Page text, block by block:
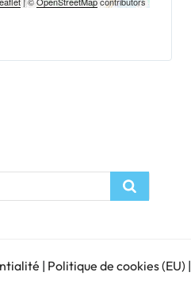
Recherche
| Politique de cookies (EU) |